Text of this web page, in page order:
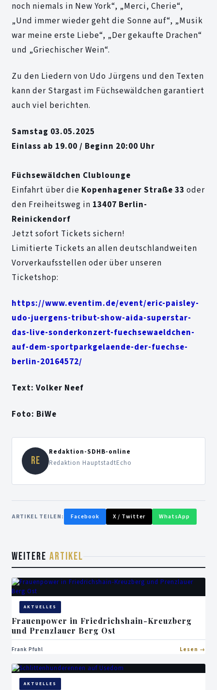
noch niemals in New York“, „Merci, Cherie“,
„Und immer wieder geht die Sonne auf“, „Musik
war meine erste Liebe“, „Der gekaufte Drachen“
und „Griechischer Wein“.
Zu den Liedern von Udo Jürgens und den Texten
kann der Stargast im Füchsewäldchen garantiert
auch viel berichten.
Samstag 03.05.2025
Einlass ab 19.00 / Beginn 20:00 Uhr
Füchsewäldchen Clublounge
Einfahrt über die Kopenhagener Straße 33 oder
den Freiheitsweg in 13407 Berlin-
Reinickendorf
Jetzt sofort Tickets sichern!
Limitierte Tickets an allen deutschlandweiten
Vorverkaufsstellen oder über unseren
Ticketshop:
https://www.eventim.de/event/eric-paisley-
udo-juergens-tribut-show-aida-superstar-
das-live-sonderkonzert-fuechsewaeldchen-
auf-dem-sportparkgelaende-der-fuechse-
berlin-20164572/
Text: Volker Neef
Foto: BiWe
RE
Redaktion-SDHB-online
Redaktion HauptstadtEcho
ARTIKEL TEILEN: Facebook X / Twitter WhatsApp
WEITERE ARTIKEL
AKTUELLES
Frauenpower in Friedrichshain-Kreuzberg
und Prenzlauer Berg Ost
Frank Pfuhl Lesen
AKTUELLES